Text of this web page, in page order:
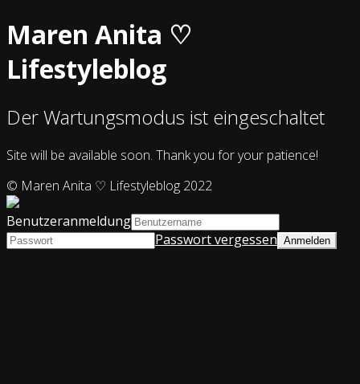
Maren Anita ♡
Lifestyleblog
Der Wartungsmodus ist eingeschaltet
Site will be available soon. Thank you for your patience!
© Maren Anita ♡ Lifestyleblog 2022
Benutzeranmeldung
Passwort vergessen